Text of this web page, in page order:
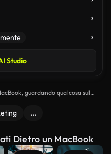
Studio
guardando qualcosa sul
...
Dietro un MacBook